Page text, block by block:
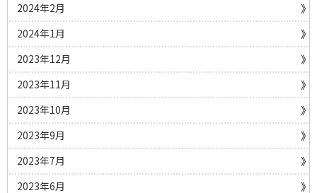
2024年2月
2024年1月
2023年12月
2023年11月
2023年10月
2023年9月
2023年7月
2023年6月